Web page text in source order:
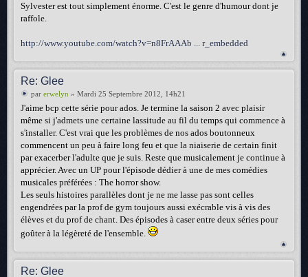
Sylvester est tout simplement énorme. C'est le genre d'humour dont je
raffole.
http://www.youtube.com/watch?v=n8FrAAAb ... r_embedded
Re: Glee
par erwelyn » Mardi 25 Septembre 2012, 14h21
J'aime bcp cette série pour ados. Je termine la saison 2 avec plaisir
même si j'admets une certaine lassitude au fil du temps qui commence à
s'installer. C'est vrai que les problèmes de nos ados boutonneux
commencent un peu à faire long feu et que la niaiserie de certain finit
par exacerber l'adulte que je suis. Reste que musicalement je continue à
apprécier. Avec un UP pour l'épisode dédier à une de mes comédies
musicales préférées : The horror show.
Les seuls histoires parallèles dont je ne me lasse pas sont celles
engendrées par la prof de gym toujours aussi exécrable vis à vis des
élèves et du prof de chant. Des épisodes à caser entre deux séries pour
goûter à la légèreté de l'ensemble.
Re: Glee